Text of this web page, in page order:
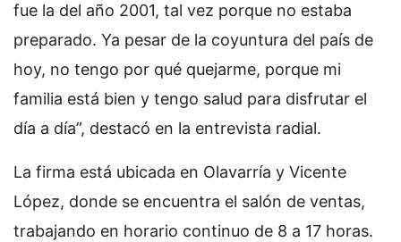
fue la del año 2001, tal vez porque no estaba
preparado. Ya pesar de la coyuntura del país de
hoy, no tengo por qué quejarme, porque mi
familia está bien y tengo salud para disfrutar el
día a día”, destacó en la entrevista radial.
La firma está ubicada en Olavarría y Vicente
López, donde se encuentra el salón de ventas,
trabajando en horario continuo de 8 a 17 horas.